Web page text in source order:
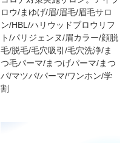
ロウ/まゆげ/眉/眉毛/眉毛サロ
ン/HBL/ハリウッドブロウリフ
ト/パリジェンヌ/眉カラー/顔脱
毛/脱毛/毛穴吸引/毛穴洗浄/ま
つ毛パーマ/まつげパーマ/まつ
パ/マツパ/パーマ/ワンホン/学
割